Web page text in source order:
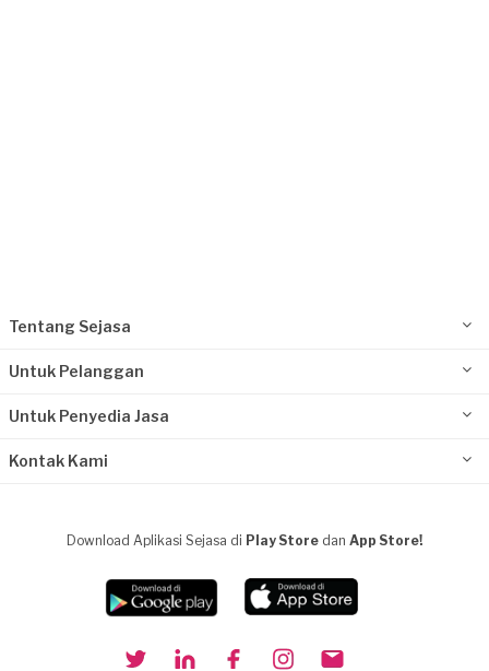
Tentang Sejasa
Untuk Pelanggan
Untuk Penyedia Jasa
Kontak Kami
Download Aplikasi Sejasa di Play Store dan App Store!